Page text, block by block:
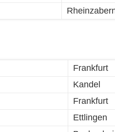
Frankfurt
Kandel
Frankfurt
Ettlingen